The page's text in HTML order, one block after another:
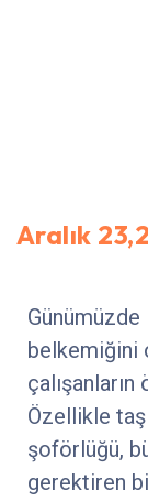
Aralık
belkemiğini
Özellikle
şoförlüğü,
gerektiren